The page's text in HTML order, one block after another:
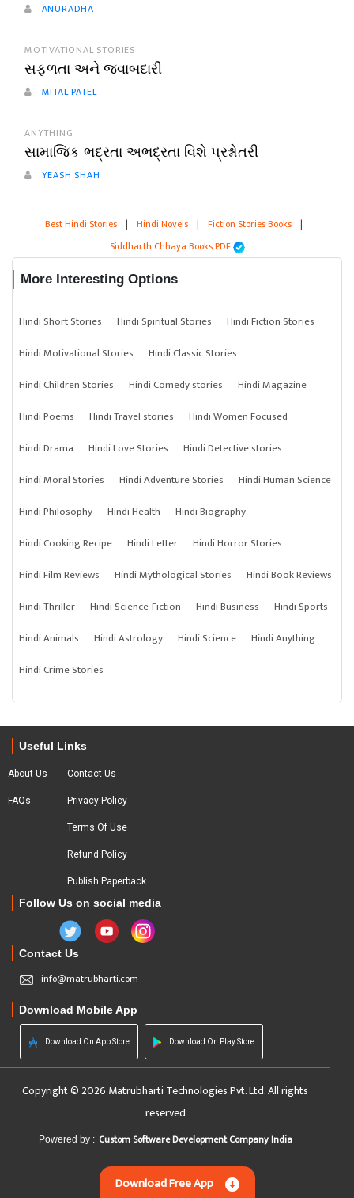
ANURADHA
MOTIVATIONAL STORIES
સફળતા અને જવાબદારી
MITAL PATEL
ANYTHING
સામાજિક ભદ્રતા અભદ્રતા વિશે પ્રશ્નોતરી
YEASH SHAH
Best Hindi Stories | Hindi Novels | Fiction Stories Books |
Siddharth Chhaya Books PDF
More Interesting Options
Hindi Short Stories Hindi Spiritual Stories
Hindi Fiction Stories
Hindi Motivational Stories
Hindi Classic Stories
Hindi Children Stories
Hindi Comedy stories
Hindi Magazine
Hindi Poems
Hindi Travel stories
Hindi Women Focused
Hindi Drama
Hindi Love Stories
Hindi Detective stories
Hindi Moral Stories
Hindi Adventure Stories
Hindi Human Science
Hindi Philosophy
Hindi Health
Hindi Biography
Hindi Cooking Recipe
Hindi Letter
Hindi Horror Stories
Hindi Film Reviews
Hindi Mythological Stories
Hindi Book Reviews
Hindi Thriller
Hindi Science-Fiction Hindi Business
Hindi Sports
Hindi Animals
Hindi Astrology Hindi Science
Hindi Anything
Hindi Crime Stories
Useful Links
About Us
FAQs
Contact Us
Privacy Policy
Terms Of Use
Refund Policy
Publish Paperback
Follow Us on social media
Contact Us
info@matrubharti.com
Download Mobile App
Download On App Store Download On Play Store
Copyright © 2026 Matrubharti Technologies Pvt. Ltd. All rights
reserved
Powered by : Custom Software Development Company India
Download Free App